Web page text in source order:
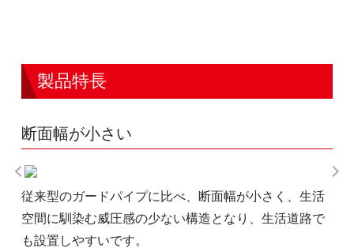
製品特長
断面幅が小さい
従来型のガードパイプに比べ、断面幅が小さく、生活
空間に馴染む威圧感の少ない構造となり、生活道路で
も設置しやすいです。